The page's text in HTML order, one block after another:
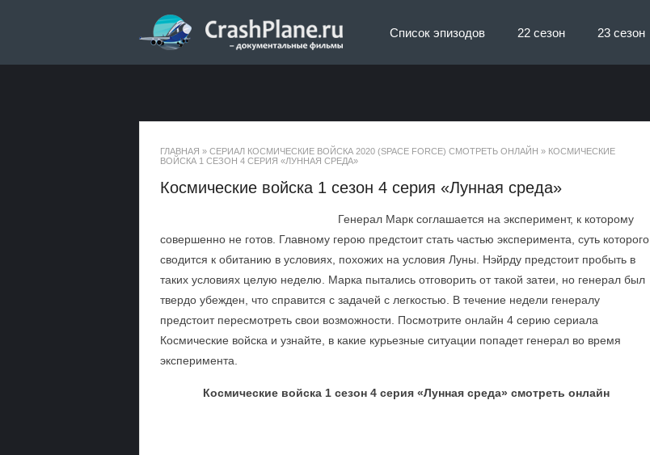
Список эпизодов 22 сезон 23 сезон
ГЛАВНАЯ » СЕРИАЛ КОСМИЧЕСКИЕ ВОЙСКА 2020 (SPACE FORCE) СМОТРЕТЬ ОНЛАЙН » КОСМИЧЕСКИЕ
ВОЙСКА 1 СЕЗОН 4 СЕРИЯ «ЛУННАЯ СРЕДА»
Космические войска 1 сезон 4 серия «Лунная среда»
Генерал Марк соглашается на эксперимент, к которому
совершенно не готов. Главному герою предстоит стать частью эксперимента, суть которого
сводится к обитанию в условиях, похожих на условия Луны. Нэйрду предстоит пробыть в
таких условиях целую неделю. Марка пытались отговорить от такой затеи, но генерал был
твердо убежден, что справится с задачей с легкостью. В течение недели генералу
предстоит пересмотреть свои возможности. Посмотрите онлайн 4 серию сериала
Космические войска и узнайте, в какие курьезные ситуации попадет генерал во время
эксперимента.
Космические войска 1 сезон 4 серия «Лунная среда» смотреть онлайн